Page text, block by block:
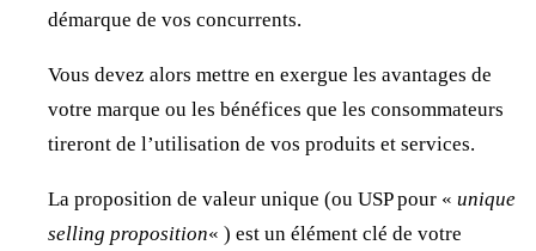
démarque de vos concurrents.
Vous devez alors mettre en exergue les avantages de
votre marque ou les bénéfices que les consommateurs
tireront de l’utilisation de vos produits et services.
La proposition de valeur unique (ou USP pour « unique
selling proposition« ) est un élément clé de votre